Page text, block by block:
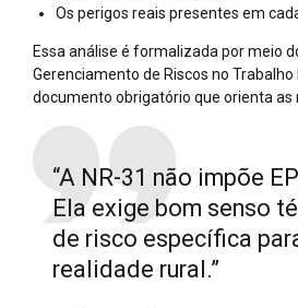
Os perigos reais presentes em
Essa análise é formalizada por meio
Gerenciamento de Riscos no Trabalho
documento obrigatório que orienta as
“A NR-31 não impõe
Ela exige bom senso
de risco específica
realidade rural.”